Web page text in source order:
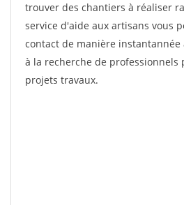
trouver des chantiers à réaliser
service d'aide aux artisans vous
contact de manière instantannée
à la recherche de professionnels
projets travaux.